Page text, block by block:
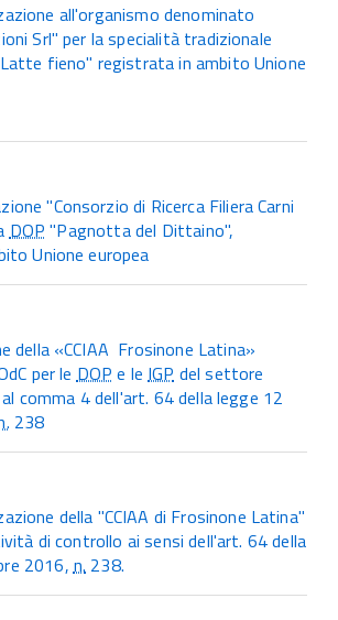
all'organismo denominato
Srl" per la specialità tradizionale
fieno" registrata in ambito Unione
"Consorzio di Ricerca Filiera Carni
DOP "Pagnotta del Dittaino",
Unione europea
della «CCIAA Frosinone Latina»
per leDOP e leIGP del settore
comma 4 dell'art. 64 della legge 12
238
della "CCIAA di Frosinone Latina"
di controllo ai sensi dell'art. 64 della
2016,n. 238.